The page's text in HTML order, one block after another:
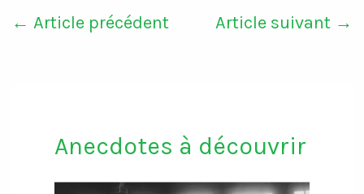
← Article précédent Article suivant →
Anecdotes à découvrir